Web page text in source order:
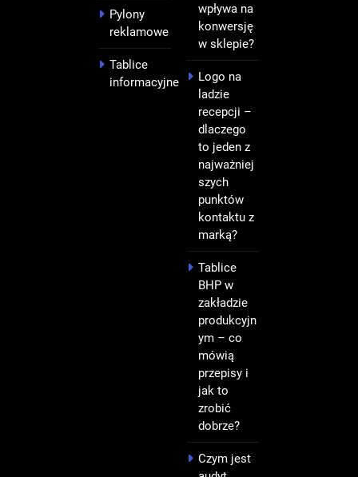
Pylony
reklamowe
Tablice
informacyjne
wpływa na
konwersję
w sklepie?
Logo na
ladzie
recepcji –
dlaczego
to jeden z
najważniej
szych
punktów
kontaktu z
marką?
Tablice
BHP w
zakładzie
produkcyjn
ym – co
mówią
przepisy i
jak to
zrobić
dobrze?
Czym jest